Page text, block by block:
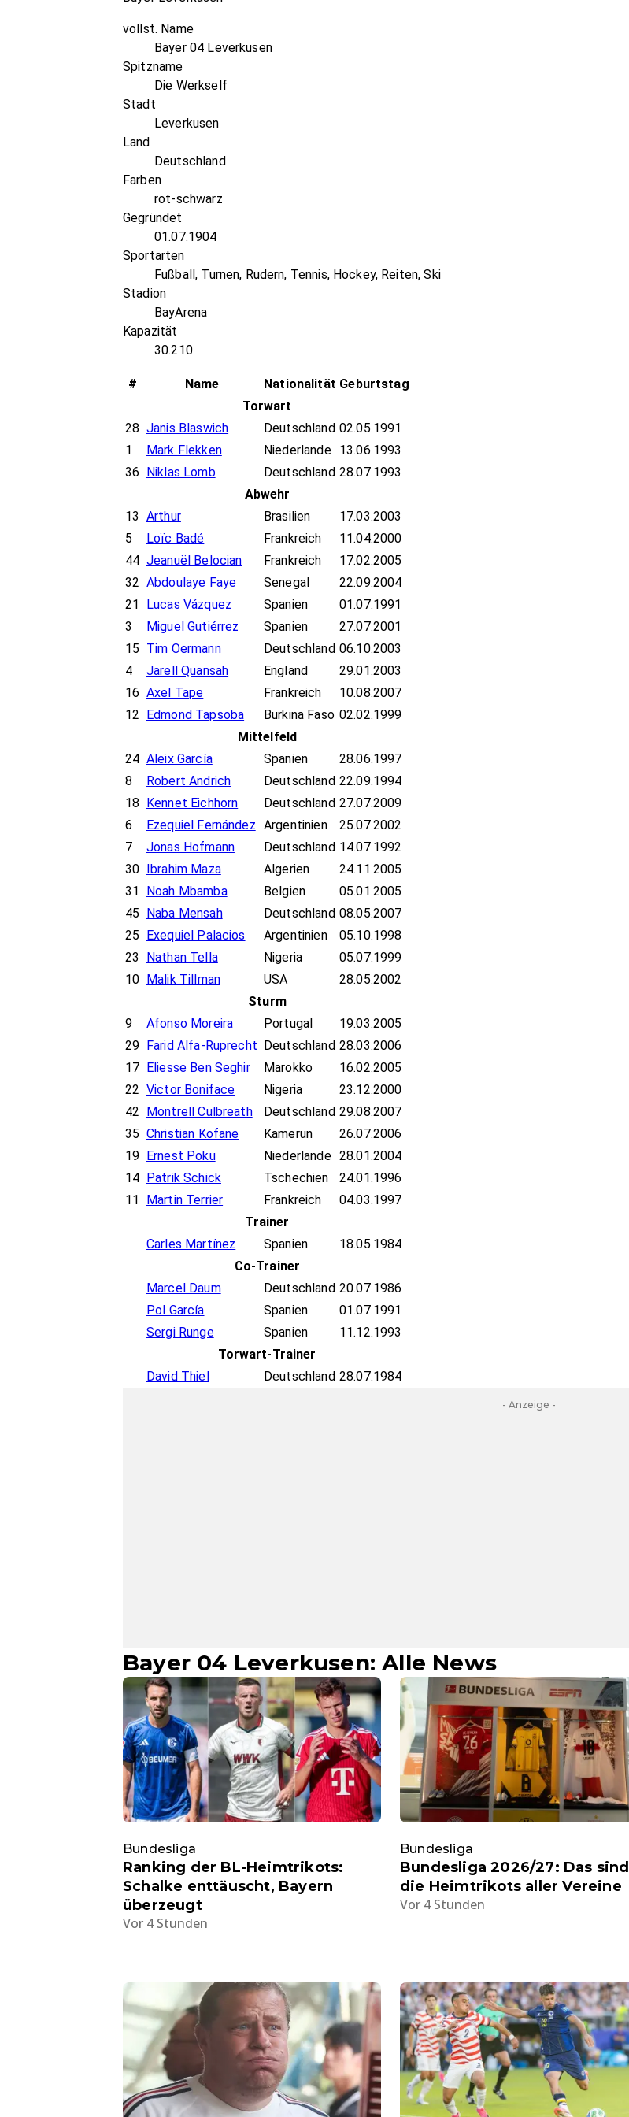
vollst. Name
Bayer 04 Leverkusen
Spitzname
Die Werkself
Stadt
Leverkusen
Land
Deutschland
Farben
rot-schwarz
Gegründet
01.07.1904
Sportarten
Fußball, Turnen, Rudern, Tennis, Hockey, Reiten, Ski
Stadion
BayArena
Kapazität
30.210
# Name Nationalität Geburtstag
Torwart
28 Janis Blaswich Deutschland 02.05.1991
1
Mark Flekken Niederlande 13.06.1993
36 Niklas Lomb Deutschland 28.07.1993
Abwehr
13 Arthur Brasilien
17.03.2003
5
Loïc Badé Frankreich
11.04.2000
44 Jeanuël Belocian Frankreich
17.02.2005
32 Abdoulaye Faye Senegal
22.09.2004
21
Lucas Vázquez Spanien
01.07.1991
3
Miguel Gutiérrez Spanien
27.07.2001
15 Tim Oermann Deutschland 06.10.2003
4
Jarell Quansah England
29.01.2003
16 Axel Tape Frankreich
10.08.2007
12 Edmond Tapsoba Burkina Faso 02.02.1999
Mittelfeld
24 Aleix García Spanien
28.06.1997
8
Robert Andrich Deutschland 22.09.1994
18 Kennet Eichhorn Deutschland 27.07.2009
6
Ezequiel Fernández Argentinien
25.07.2002
7
Jonas Hofmann Deutschland 14.07.1992
30 Ibrahim Maza Algerien
24.11.2005
31
Noah Mbamba Belgien
05.01.2005
45 Naba Mensah Deutschland 08.05.2007
25 Exequiel Palacios Argentinien
05.10.1998
23
Nathan Tella Nigeria
05.07.1999
10 Malik Tillman USA
28.05.2002
Sturm
9
Afonso Moreira Portugal
19.03.2005
29 Farid Alfa-Ruprecht Deutschland 28.03.2006
17 Eliesse Ben Seghir Marokko
16.02.2005
22 Victor Boniface Nigeria
23.12.2000
42 Montrell Culbreath Deutschland 29.08.2007
35 Christian Kofane Kamerun
26.07.2006
19 Ernest Poku Niederlande 28.01.2004
14 Patrik Schick Tschechien
24.01.1996
11
Martin Terrier Frankreich
04.03.1997
Trainer
Carles Martínez
Spanien
18.05.1984
Co-Trainer
Marcel Daum
Deutschland 20.07.1986
Pol García
Spanien
01.07.1991
Sergi Runge
Spanien
11.12.1993
Torwart-Trainer
David Thiel
Deutschland 28.07.1984
- Anzeige -
Bayer 04 Leverkusen: Alle News
Bundesliga
Ranking der BL-Heimtrikots:
Schalke enttäuscht, Bayern
überzeugt
Vor 4 Stunden
Bundesliga
Bundesliga 2026/27: Das sind
die Heimtrikots aller Vereine
Vor 4 Stunden